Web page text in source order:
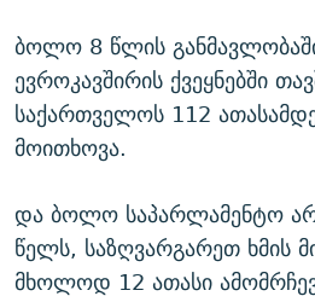
ბოლო 8 წლის
ევროკავშირის ქვეყნებში
საქართველოს 112
მოითხოვა.
და ბოლო საპარლამენტო
წელს, საზღვარგარეთ ხმის
მხოლოდ 12 ათასი